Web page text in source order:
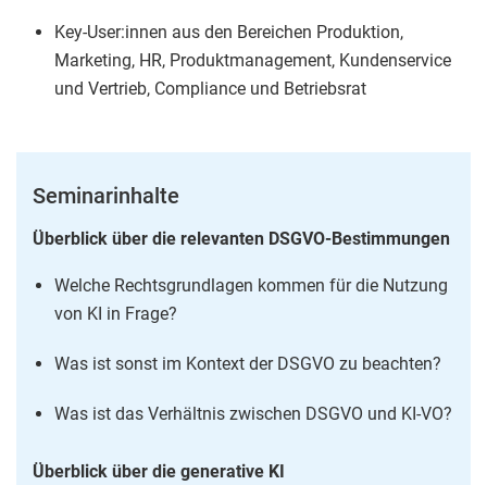
Key-User:innen aus den Bereichen Produktion,
Marketing, HR, Produktmanagement, Kundenservice
und Vertrieb, Compliance und Betriebsrat
Seminarinhalte
Überblick über die relevanten DSGVO-Bestimmungen
Welche Rechtsgrundlagen kommen für die Nutzung
von KI in Frage?
Was ist sonst im Kontext der DSGVO zu beachten?
Was ist das Verhältnis zwischen DSGVO und KI-VO?
Überblick über die generative KI